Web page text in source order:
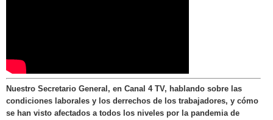
Nuestro Secretario General, en Canal 4 TV, hablando sobre las
condiciones laborales y los derrechos de los trabajadores, y cómo
se han visto afectados a todos los niveles por la pandemia de